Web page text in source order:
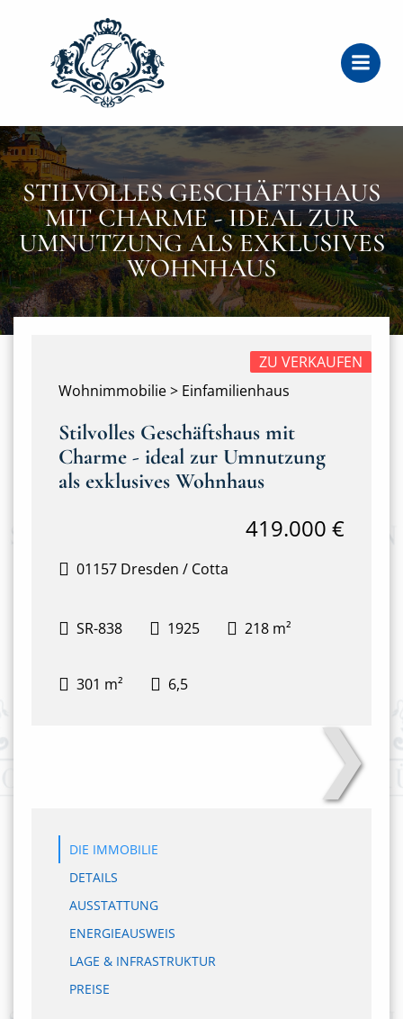
STILVOLLES GESCHÄFTSHAUS
MIT CHARME - IDEAL ZUR
UMNUTZUNG ALS EXKLUSIVES
WOHNHAUS
Wohnimmobilie > Einfamilienhaus
ZU VERKAUFEN
Stilvolles Geschäftshaus mit
Charme - ideal zur Umnutzung
als exklusives Wohnhaus
01157 Dresden / Cotta
419.000 €
SR-838 1925 218 m²
301 m² 6,5
❯
DIE IMMOBILIE
DETAILS
AUSSTATTUNG
ENERGIEAUSWEIS
LAGE & INFRASTRUKTUR
PREISE